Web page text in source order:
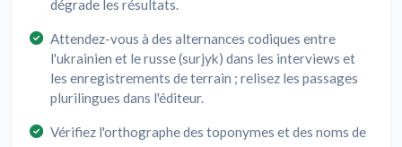
dégrade les résultats.
Attendez-vous à des alternances codiques entre
l'ukrainien et le russe (surjyk) dans les interviews et
les enregistrements de terrain ; relisez les passages
plurilingues dans l'éditeur.
Vérifiez l'orthographe des toponymes et des noms de